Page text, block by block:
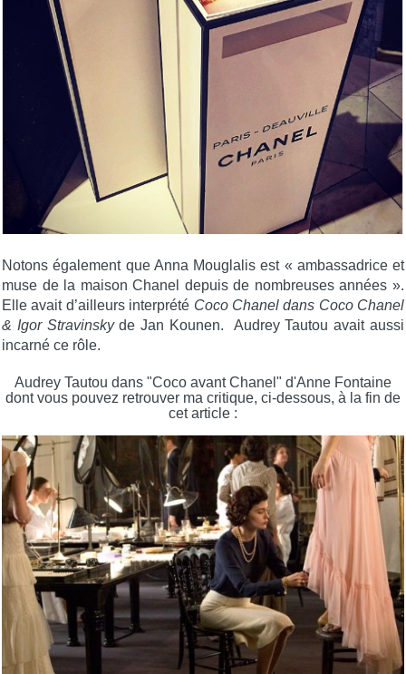
Notons également que Anna Mouglalis est « ambassadrice et
muse de la maison Chanel depuis de nombreuses années ».
Elle avait d’ailleurs interprété Coco Chanel dans Coco Chanel
& Igor Stravinskyde Jan Kounen. Audrey Tautou avait aussi
incarné ce rôle.
Audrey Tautou dans "Coco avant Chanel" d'Anne Fontaine
dont vous pouvez retrouver ma critique, ci-dessous, à la fin de
cet article :